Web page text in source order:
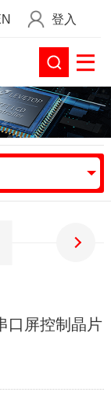
登入
口屏控制晶片